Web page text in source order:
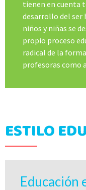
tienen en cuenta
desarrollo del ser
niños y niñas se
propio proceso
radical de la
profesoras como
ESTILO
Educación